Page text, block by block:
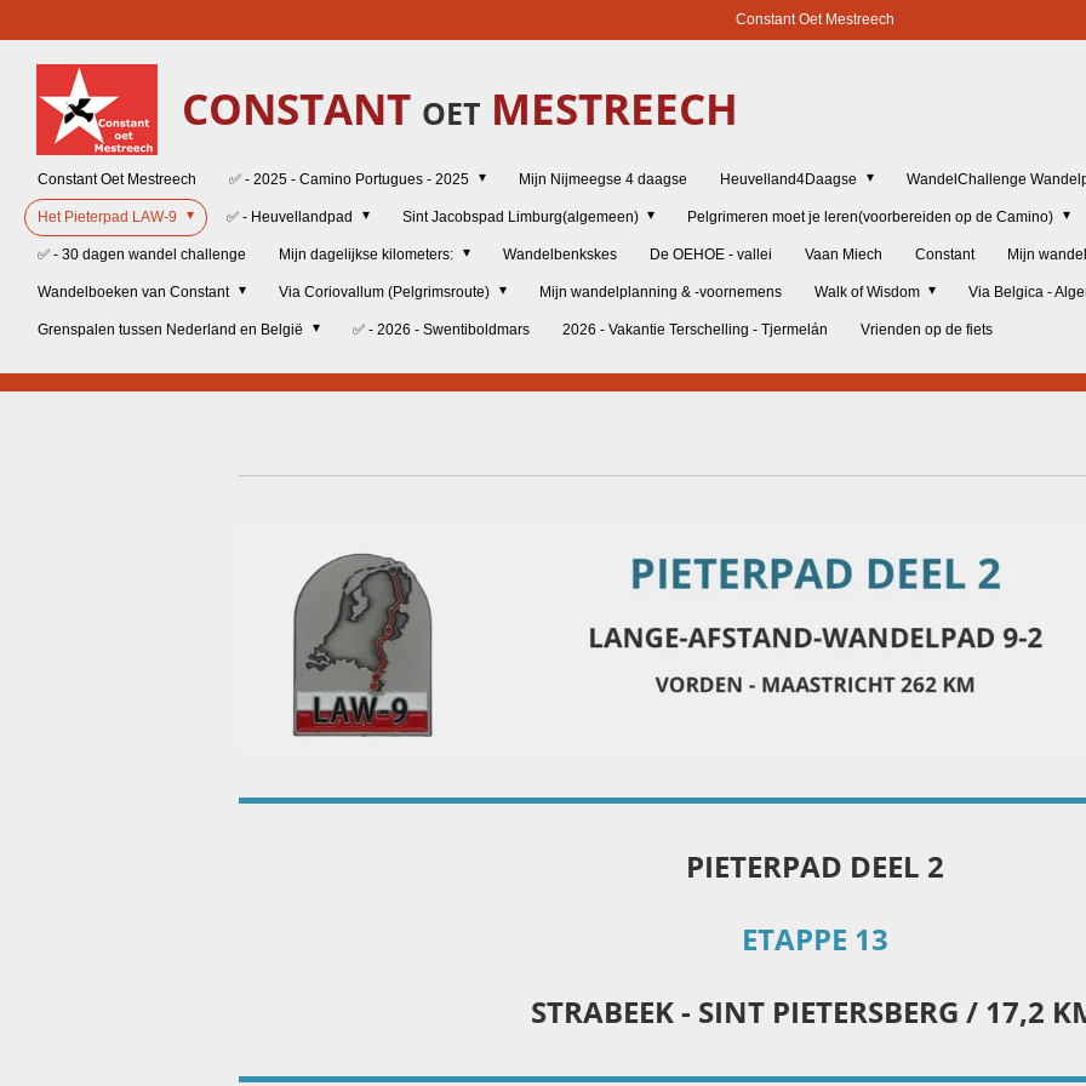
hoofdinhoud
Constant Oet Mestreech
CONSTANT OET MESTREECH
Constant Oet Mestreech ✅ - 2025 - Camino Portugues - 2025 Mijn Nijmeegse 4 daagse Heuvelland4Daagse WandelChallenge
Het Pieterpad LAW-9 ✅ - Heuvellandpad Sint Jacobspad Limburg(algemeen) Pelgrimeren moet je leren(voorbereiden op de Camino)
✅ - 30 dagen wandel challenge Mijn dagelijkse kilometers: Wandelbenkskes De OEHOE - vallei Vaan Miech Constant Mijn
Wandelboeken van Constant Via Coriovallum (Pelgrimsroute) Mijn wandelplanning & -voornemens Walk of Wisdom Via Belgica -
Grenspalen tussen Nederland en België ✅ - 2026 - Swentiboldmars 2026 - Vakantie Terschelling - Tjermelán Vrienden op de fiets
PIETERPAD DEEL 2
ETAPPE 13
STRABEEK - SINT PIETERSBERG / 17,2